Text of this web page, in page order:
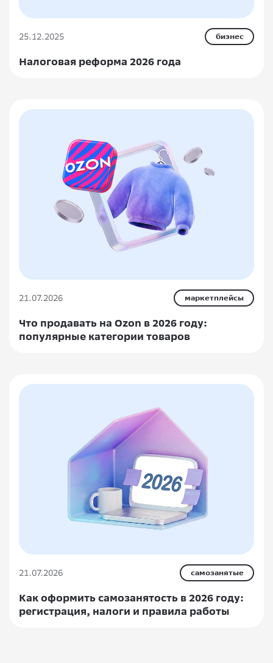
25.12.2025 бизнес
Налоговая реформа 2026 года
21.07.2026 маркетплейсы
Что продавать на Ozon в 2026 году:
популярные категории товаров
21.07.2026 самозанятые
Как оформить самозанятость в 2026 году:
регистрация, налоги и правила работы